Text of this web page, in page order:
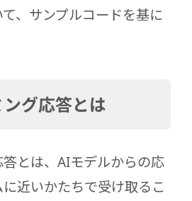
、サンプルコードを基に
グ応答とは
とは、AIモデルからの応
近いかたちで受け取るこ